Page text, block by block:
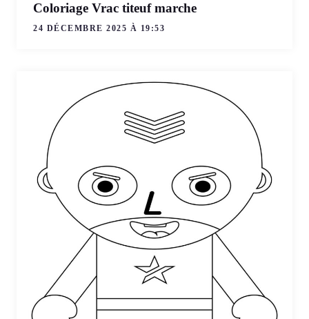
Coloriage Vrac titeuf marche
24 DÉCEMBRE 2025 À 19:53